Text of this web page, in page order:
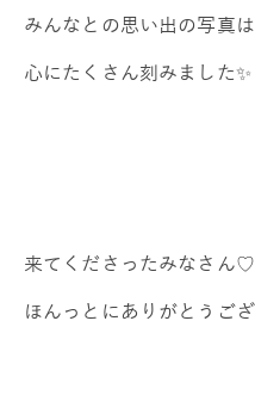
みんなとの思い出の写真
心にたくさん刻みました✨
来てくださったみなさん♡
ほんっとにありがとうご